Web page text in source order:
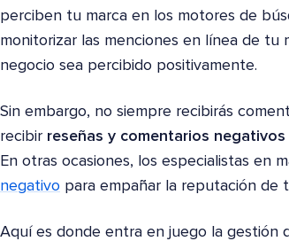
perciben tu marca en los motores de
monitorizar las menciones en línea de tu
negocio sea percibido positivamente.
Sin embargo, no siempre recibirás
recibir reseñas y comentarios negativos
En otras ocasiones, los especialistas en
negativo para empañar la reputación de
Aquí es donde entra en juego la gestión